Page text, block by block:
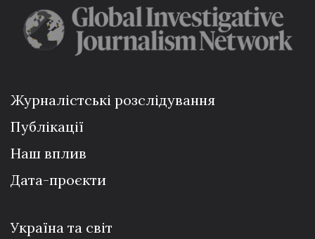
Журналістські розслідування
Публікації
Наш вплив
Дата-проєкти
Україна та світ